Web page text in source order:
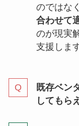
のではなく
合わせて
のが現実
支援します
既存ベン
してもら